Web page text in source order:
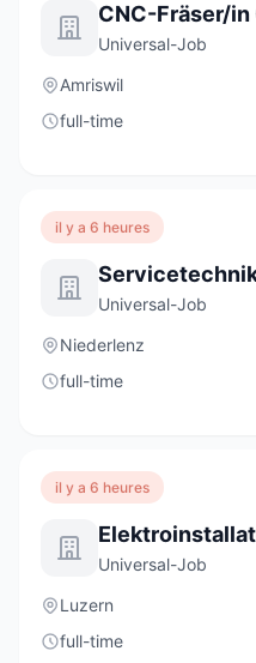
CNC-Fräser/in
Universal-Job
Amriswil
full-time
il y a 6 heures
Universal-Job
Niederlenz
full-time
il y a 6 heures
Universal-Job
Luzern
full-time